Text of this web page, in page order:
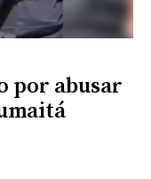
por abusar